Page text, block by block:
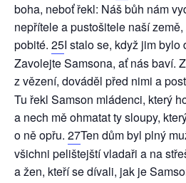
boha, neboť řekl: Náš bůh nám
nepřítele a pustošitele naší
pobité. 25I stalo se, když jim bylo
Zavolejte Samsona, ať nás baví.
z vězení, dováděl před nimi a
Tu řekl Samson mládenci, který
a nech mě ohmatat ty sloupy,
o ně opřu. 27Ten dům byl plný
všichni pelištejští vladaři a na
a žen, kteří se dívali, jak je